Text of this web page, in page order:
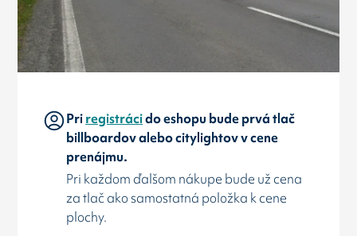
Priregistrácido eshopu bude prvá tlač
billboardov alebo citylightov v cene
prenájmu.
Pri každom ďalšom nákupe bude už cena
za tlač ako samostatná položka k cene
plochy.